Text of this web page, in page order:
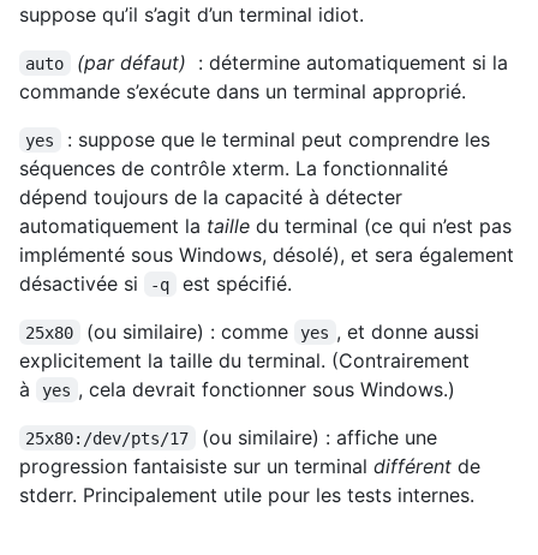
suppose qu’il s’agit d’un terminal idiot.
auto (par défaut) : détermine automatiquement si la
commande s’exécute dans un terminal approprié.
yes
: suppose que le terminal peut comprendre les
séquences de contrôle xterm. La fonctionnalité
dépend toujours de la capacité à détecter
automatiquement la taille du terminal (ce qui n’est pas
implémenté sous Windows, désolé), et sera également
désactivée si
-q est spécifié.
25x80 (ou similaire) : comme yes , et donne aussi
explicitement la taille du terminal. (Contrairement
à
yes , cela devrait fonctionner sous Windows.)
25x80:/dev/pts/17
(ou similaire) : affiche une
progression fantaisiste sur un terminal différent de
stderr. Principalement utile pour les tests internes.